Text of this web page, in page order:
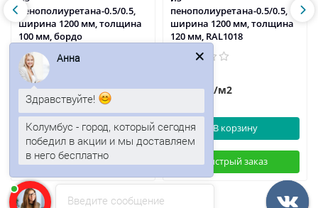
пенополиуретана-0.5/0.5,
ширина 1200 мм, толщина
100 мм, бордо
2887р. /м2
В корзину
Быстрый заказ
пенополиуретана-0.5/0.5,
ширина 1200 мм, толщина
120 мм, RAL1018
2696р. /м2
В корзину
Быстрый заказ
Введите сообщение
Анна
Здравствуйте!
Колумбус - город, который сегодня
победил в акции и мы доставляем
в него бесплатно